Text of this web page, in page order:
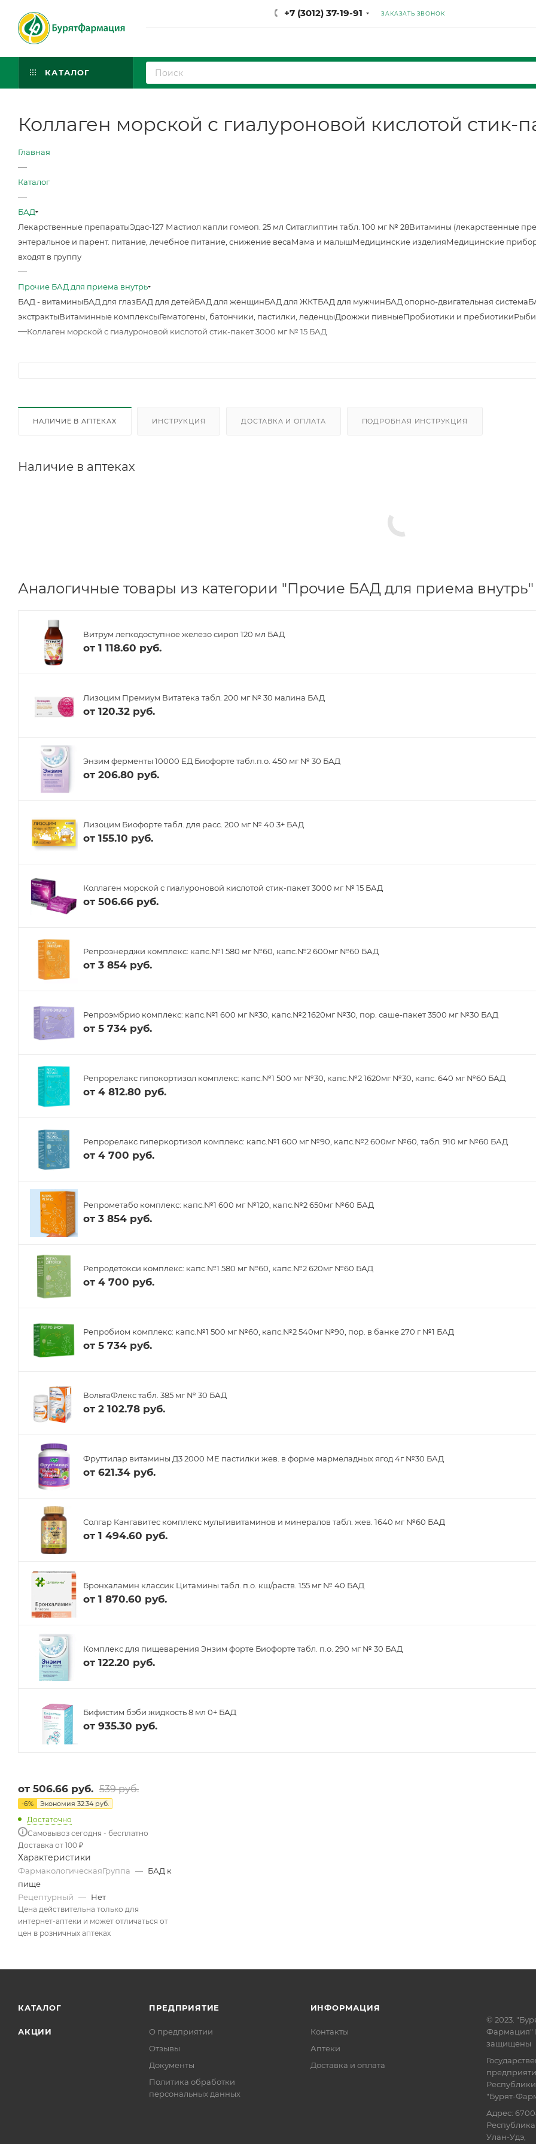
+7 (3012) 37-19-91 ЗАКАЗАТЬ ЗВОНОК
КАТАЛОГ
Коллаген морской с гиалуроновой кислотой стик-
Главная
—
Каталог
—
БАД
Лекарственные препаратыЭдас-127 Мастиол капли гомеоп. 25 мл Ситаглиптин табл. 100 мг № 28Витамины (лекарственные
энтеральное и парент. питание, лечебное питание, снижение весаМама и малышМедицинские изделияМедицинские
входят в группу
—
Прочие БАД для приема внутрь
БАД - витаминыБАД для глазБАД для детейБАД для женщинБАД для ЖКТБАД для мужчинБАД опорно-двигательная система
экстрактыВитаминные комплексыГематогены, батончики, пастилки, леденцыДрожжи пивныеПробиотики и пребиотики
—Коллаген морской с гиалуроновой кислотой стик-пакет 3000 мг № 15 БАД
НАЛИЧИЕ В АПТЕКАХ ИНСТРУКЦИЯ ДОСТАВКА И ОПЛАТА ПОДРОБНАЯ ИНСТРУКЦИЯ
Наличие в аптеках
Аналогичные товары из категории "Прочие БАД для приема внутрь"
Витрум легкодоступное железо сироп 120 мл БАД
от 1 118.60 руб.
Лизоцим Премиум Витатека табл. 200 мг № 30 малина БАД
от 120.32 руб.
Энзим ферменты 10000 ЕД Биофорте табл.п.о. 450 мг № 30 БАД
от 206.80 руб.
Лизоцим Биофорте табл. для расс. 200 мг № 40 3+ БАД
от 155.10 руб.
Коллаген морской с гиалуроновой кислотой стик-пакет 3000 мг № 15 БАД
от 506.66 руб.
Репроэнерджи комплекс: капс.№1 580 мг №60, капс.№2 600мг №60 БАД
от 3 854 руб.
Репроэмбрио комплекс: капс.№1 600 мг №30, капс.№2 1620мг №30, пор. саше-пакет 3500 мг №30 БАД
от 5 734 руб.
Репрорелакс гипокортизол комплекс: капс.№1 500 мг №30, капс.№2 1620мг №30, капс. 640 мг №60 БАД
от 4 812.80 руб.
Репрорелакс гиперкортизол комплекс: капс.№1 600 мг №90, капс.№2 600мг №60, табл. 910 мг №60 БАД
от 4 700 руб.
Репрометабо комплекс: капс.№1 600 мг №120, капс.№2 650мг №60 БАД
от 3 854 руб.
Репродетокси комплекс: капс.№1 580 мг №60, капс.№2 620мг №60 БАД
от 4 700 руб.
Репробиом комплекс: капс.№1 500 мг №60, капс.№2 540мг №90, пор. в банке 270 г №1 БАД
от 5 734 руб.
ВольтаФлекс табл. 385 мг № 30 БАД
от 2 102.78 руб.
Фруттилар витамины Д3 2000 МЕ пастилки жев. в форме мармеладных ягод 4г №30 БАД
от 621.34 руб.
Солгар Кангавитес комплекс мультивитаминов и минералов табл. жев. 1640 мг №60 БАД
от 1 494.60 руб.
Бронхаламин классик Цитамины табл. п.о. кш/раств. 155 мг № 40 БАД
от 1 870.60 руб.
Комплекс для пищеварения Энзим форте Биофорте табл. п.о. 290 мг № 30 БАД
от 122.20 руб.
Бифистим бэби жидкость 8 мл 0+ БАД
от 935.30 руб.
от 506.66 руб. 539 руб.
-6% Экономия 32.34 руб.
Достаточно
Самовывоз сегодня - бесплатно
Доставка от 100 ₽
Характеристики
ФармакологическаяГруппа — БАД к
пище
Рецептурный — Нет
Цена действительна только для
интернет-аптеки и может отличаться от
цен в розничных аптеках
КАТАЛОГ
АКЦИИ
ПРЕДПРИЯТИЕ
О предприятии
Отзывы
Документы
Политика обработки
персональных данных
ИНФОРМАЦИЯ
Контакты
Аптеки
Доставка и оплата
© 2023.
Фармация"
защищены
"Бурят-
Адрес:
Республика
Улан-Удэ,